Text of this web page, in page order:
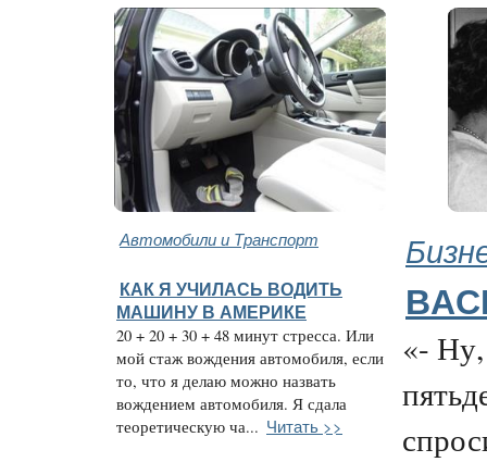
Автомобили и Транспорт
КАК Я УЧИЛАСЬ ВОДИТЬ
МАШИНУ В АМЕРИКЕ
20 + 20 + 30 + 48 минут стресса. Или
мой стаж вождения автомобиля, если
то, что я делаю можно назвать
вождением автомобиля. Я сдала
теоретическую ча... Читать >>
«-